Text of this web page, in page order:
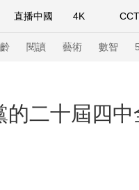
直播中國 4K
閱讀 藝術 數智
的二十屆四